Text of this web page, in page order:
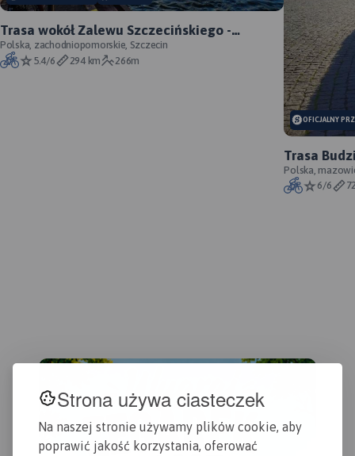
Strona używa ciasteczek
Na naszej stronie używamy plików cookie, aby
poprawić jakość korzystania, oferować
Trasa wokół Zalewu Szczecińskiego -
oficjalny przebieg szlaku
Polska, zachodniopomorskie, Szczecin
5.4/6
294 km 266m
OFICJALNY
Trasa
szlaku
Polska,
6/6